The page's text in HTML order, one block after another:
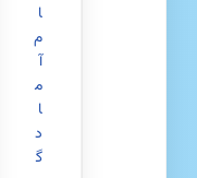
ا
م
آ
م
ا
د
گ